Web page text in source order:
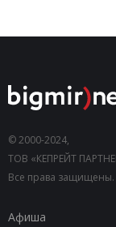
© 2000-2024,
ТОВ «КЕПРЕЙТ
Все права защищены.
Афиша